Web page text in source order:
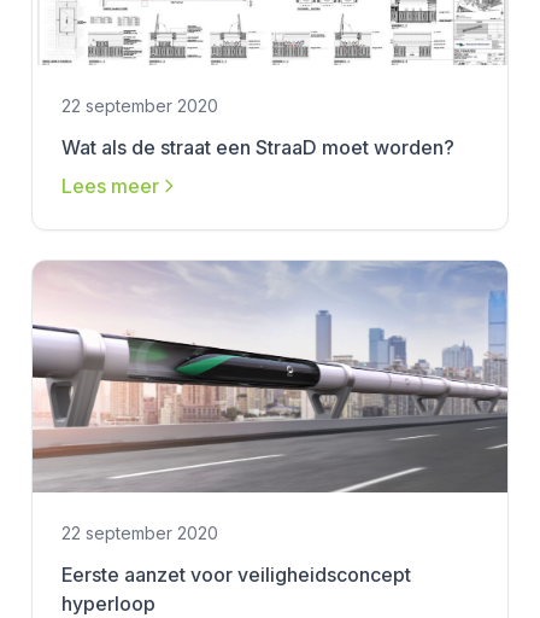
22 september 2020
Wat als de straat een StraaD moet worden?
Lees meer
22 september 2020
Eerste aanzet voor veiligheidsconcept
hyperloop